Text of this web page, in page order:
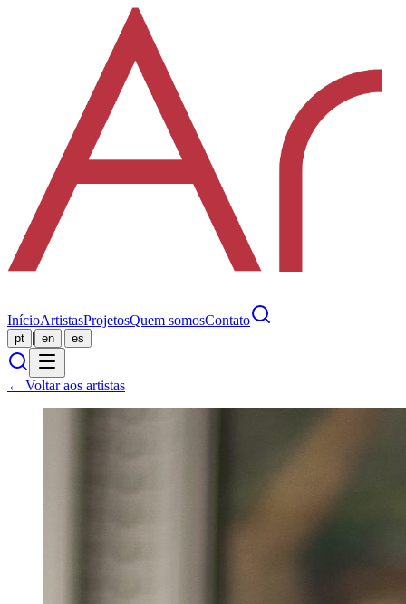
InícioArtistasProjetosQuem somosContato
pt | en | es
← Voltar aos artistas